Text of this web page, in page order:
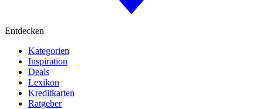
Entdecken
Kategorien
Inspiration
Deals
Lexikon
Kreditkarten
Ratgeber